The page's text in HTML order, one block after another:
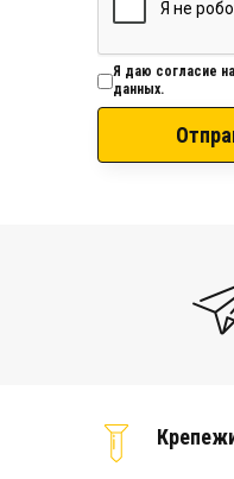
Я даю согласие
данных.